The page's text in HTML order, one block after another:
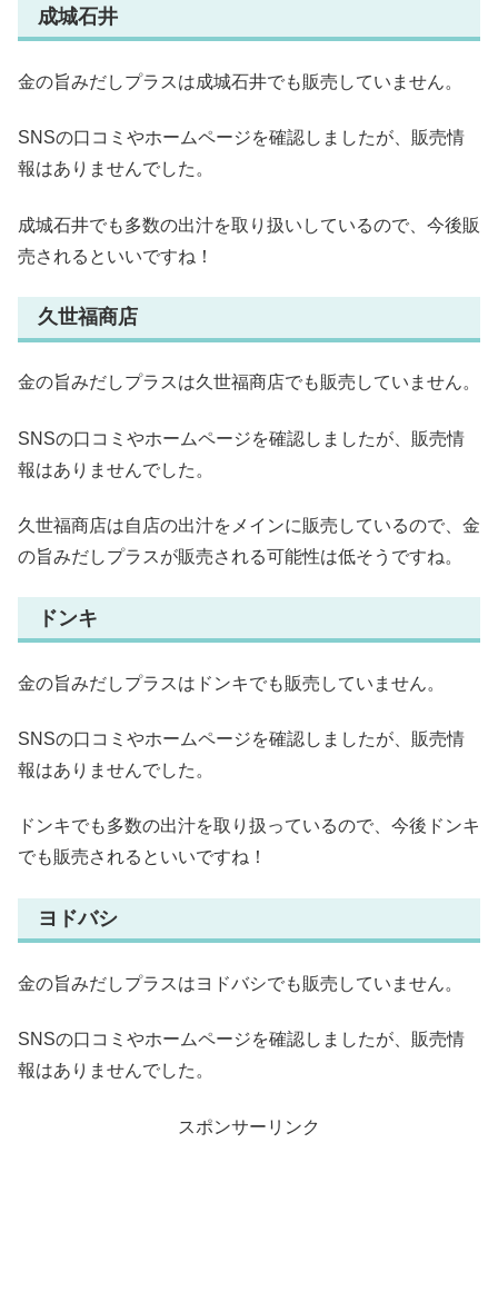
成城石井
金の旨みだしプラスは成城石井でも販売していません。
SNSの口コミやホームページを確認しましたが、販売情
報はありませんでした。
成城石井でも多数の出汁を取り扱いしているので、今後販
売されるといいですね！
久世福商店
金の旨みだしプラスは久世福商店でも販売していません。
SNSの口コミやホームページを確認しましたが、販売情
報はありませんでした。
久世福商店は自店の出汁をメインに販売しているので、金
の旨みだしプラスが販売される可能性は低そうですね。
ドンキ
金の旨みだしプラスはドンキでも販売していません。
SNSの口コミやホームページを確認しましたが、販売情
報はありませんでした。
ドンキでも多数の出汁を取り扱っているので、今後ドンキ
でも販売されるといいですね！
ヨドバシ
金の旨みだしプラスはヨドバシでも販売していません。
SNSの口コミやホームページを確認しましたが、販売情
報はありませんでした。
スポンサーリンク